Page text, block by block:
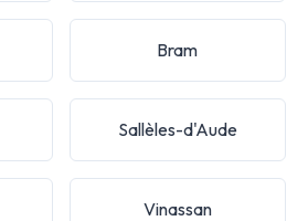
Bram
Sallèles-d'Aude
Vinassan